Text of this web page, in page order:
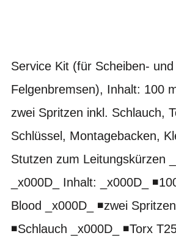
Service Kit (für Scheiben- und
Felgenbremsen), Inhalt: 100
zwei Spritzen inkl. Schlauch,
Schlüssel, Montagebacken,
Stutzen zum Leitungskürzen
_x000D_ Inhalt: _x000D_
Blood _x000D_ ◾zwei Spritzen
◾Schlauch _x000D_ ◾Torx